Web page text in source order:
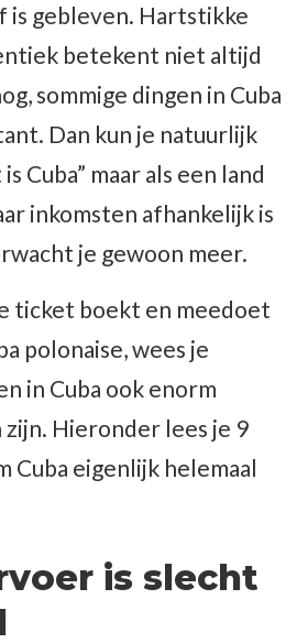
is gebleven. Hartstikke
betekent niet altijd
sommige dingen in Cuba
Dan kun je natuurlijk
Cuba” maar als een land
inkomsten afhankelijk is
je gewoon meer.
ticket boekt en meedoet
polonaise, wees je
in Cuba ook enorm
Hieronder lees je 9
Cuba eigenlijk helemaal
is slecht